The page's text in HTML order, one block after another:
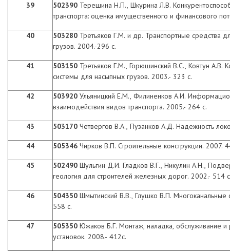
39 502390 Терешина Н.П., Шкурина Л.В.
транспорта: оценка имущественного и финансового
40 503280 Третьяков Г.М. и др. Транспортные средства
грузов. 2004.-296 с.
41 503150 Третьяков Г.М., Горюшинский В.С., Ковтун А.В.
системы для насыпных грузов. 2003.- 323 с.
42 503920 Ульяницкий Е.М., Филиненков А.И.
взаимодействия видов транспорта. 2005.- 264 с.
43 503170 Четвергов В.А., Пузанков А.Д. Надежность
44 505346 Чирков В.П. Строительные конструкции. 2007.
45 502490 Шульгин Д.И. Гладков В.Г., Никулин А.Н.,
геология для строителей железных дорог. 2002.- 514
46 504350 Шмытинский В.В., Глушко В.П. Многоканальные
558 с.
47 505350 Южаков Б.Г. Монтаж, наладка, обслуживание и
установок. 2008.- 412с.